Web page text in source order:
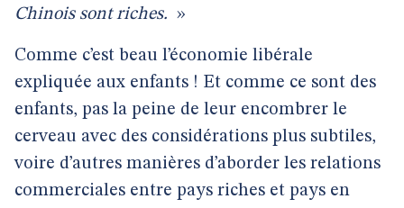
Chinois sont riches. »
Comme c’est beau l’économie libérale
expliquée aux enfants ! Et comme ce sont des
enfants, pas la peine de leur encombrer le
cerveau avec des considérations plus subtiles,
voire d’autres manières d’aborder les relations
commerciales entre pays riches et pays en